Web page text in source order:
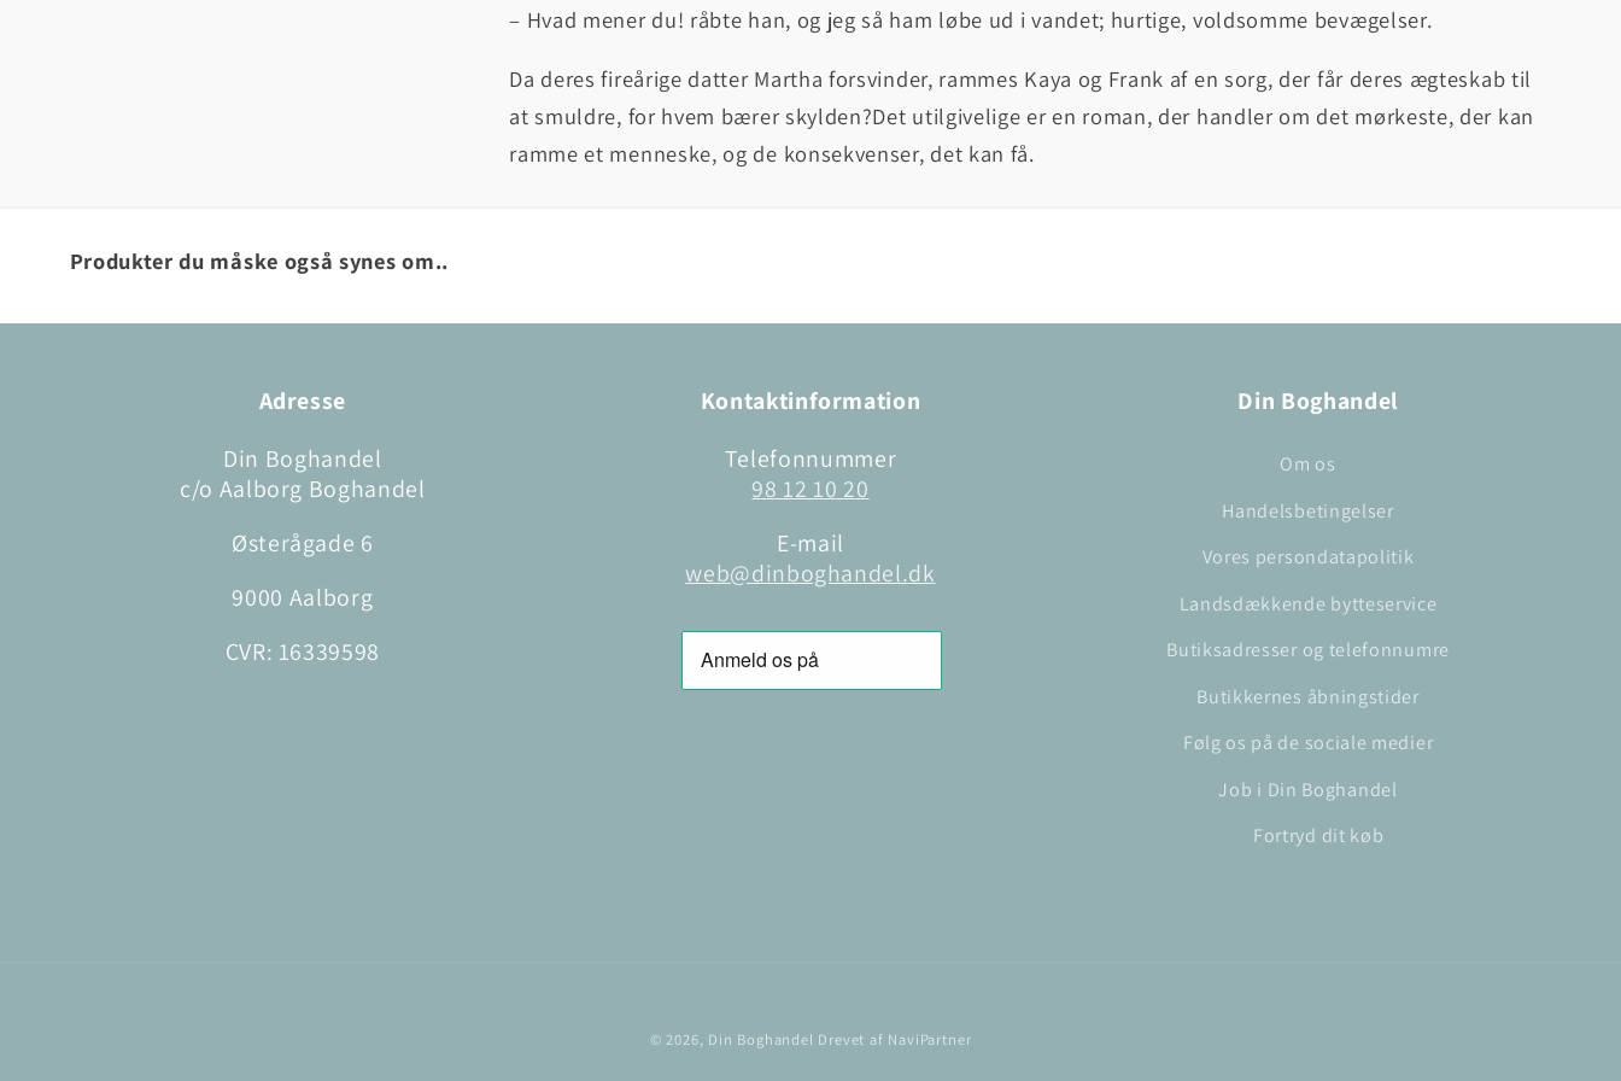
– Hvad mener du! råbte han, og jeg så ham løbe ud i vandet; hurtige, voldsomme bevægelser.
Da deres fireårige datter Martha forsvinder, rammes Kaya og Frank af en sorg, der får deres ægteskab til
at smuldre, for hvem bærer skylden?Det utilgivelige er en roman, der handler om det mørkeste, der kan
ramme et menneske, og de konsekvenser, det kan få.
Produkter du måske også synes om..
Adresse
Din Boghandel
c/o Aalborg Boghandel
Østerågade 6
9000 Aalborg
CVR: 16339598
Kontaktinformation
Telefonnummer
98 12 10 20
E-mail
web@dinboghandel.dk
Din Boghandel
Om os
Handelsbetingelser
Vores persondatapolitik
Landsdækkende bytteservice
Butiksadresser og telefonnumre
Butikkernes åbningstider
Følg os på de sociale medier
Job i Din Boghandel
Fortryd dit køb
© 2026, Din Boghandel Drevet af NaviPartner